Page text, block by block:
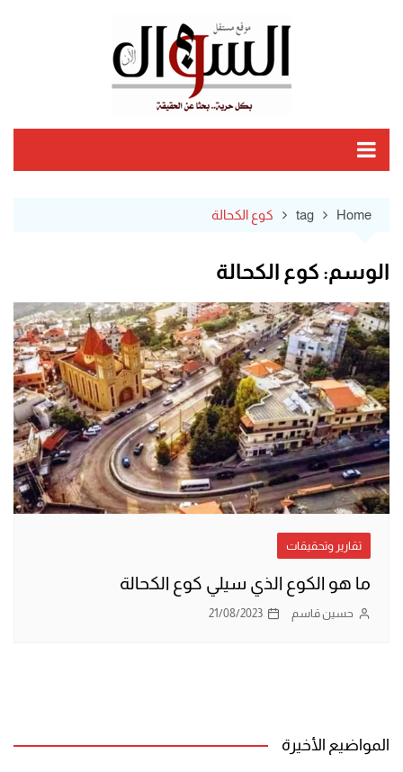
Home
tag كوع الكحالة
الوسم: كوع الكحالة
تقارير وتحقيقات
ما هو الكوع الذي سيلي كوع الكحالة
حسين قاسم 21/08/2023
المواضيع الأخيرة